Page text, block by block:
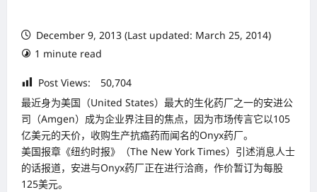
December 9, 2013 (Last updated: March 25, 2014)
1 minute read
Post Views:
50,704
最近身为美国（United States）最大的生化药厂之一的安进公
司（Amgen）成为企业界注目的焦点，因为市场传言它以105
亿美元的天价，收购生产抗癌药而闻名的Onyx药厂。
美国报章《纽约时报》（The New York Times）引述消息人士
的话报道，安进与Onyx药厂正在进行洽商，作价暂订为每股
125美元。